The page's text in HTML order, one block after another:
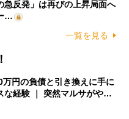
急反発」は再びの上昇局面へ
…
一覧を見る
万円の負債と引き換えに手に
な経験 ｜ 突然マルサがや…